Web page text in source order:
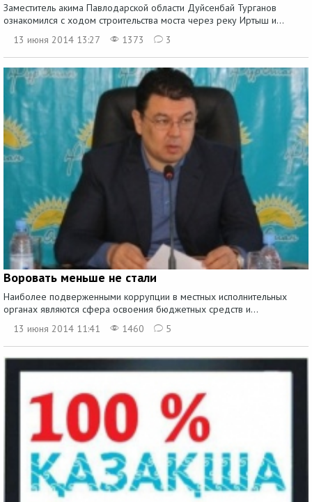
Заместитель акима Павлодарской области Дуйсенбай Турганов
ознакомился с ходом строительства моста через реку Иртыш и...
13 июня 2014 13:27
1373 3
Воровать меньше не стали
Наиболее подверженными коррупции в местных исполнительных
органах являются сфера освоения бюджетных средств и...
13 июня 2014 11:41
1460 5